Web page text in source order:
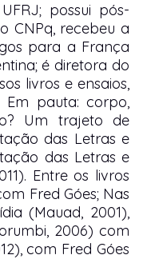
possui pós-
CNPq, recebeu a
para a França
é diretora do
livros e ensaios,
Em pauta: corpo,
Um trajeto de
das Letras e
das Letras e
Entre os livros
Fred Góes; Nas
(Mauad, 2001),
2006) com
com Fred Góes